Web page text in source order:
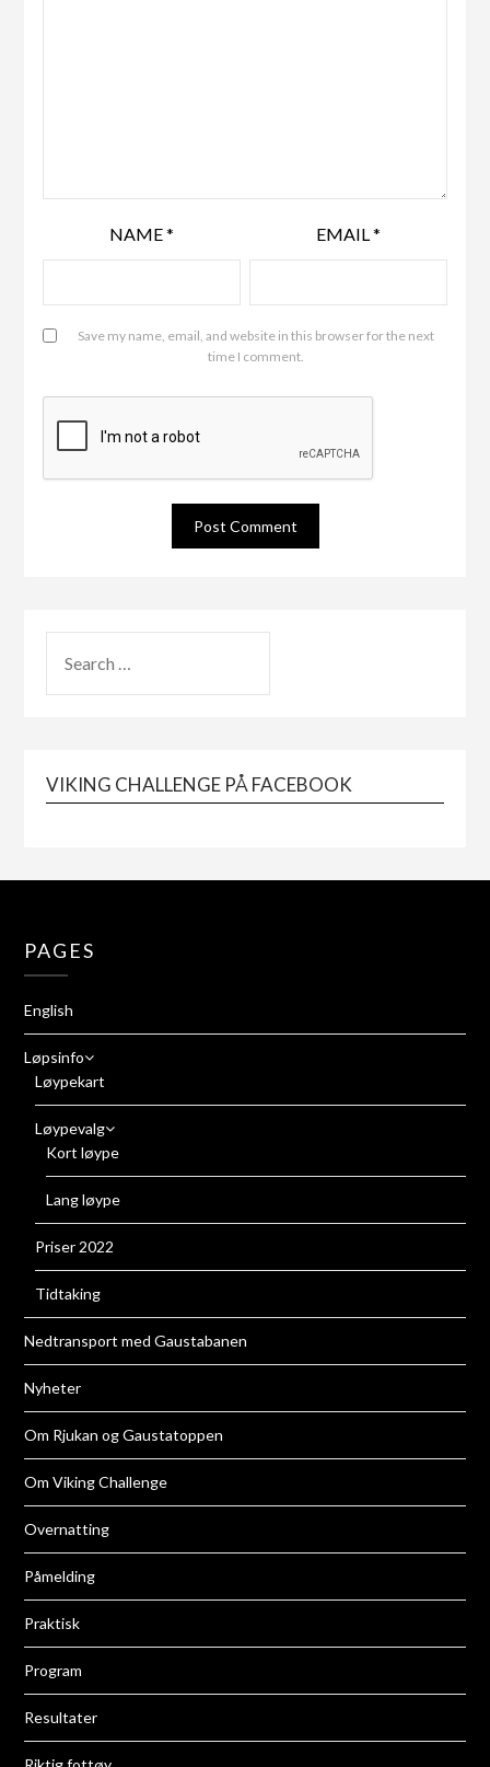
NAME* EMAIL*
Save my name, email, and website in this browser for the next
time I comment.
VIKING CHALLENGE PÅ FACEBOOK
PAGES
English
Løpsinfo
Løypekart
Løypevalg
Kort løype
Lang løype
Priser 2022
Tidtaking
Nedtransport med Gaustabanen
Nyheter
Om Rjukan og Gaustatoppen
Om Viking Challenge
Overnatting
Påmelding
Praktisk
Program
Resultater